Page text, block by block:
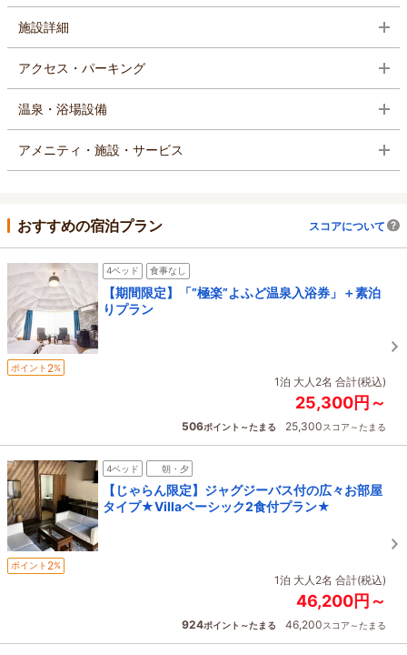
施設詳細
アクセス・パーキング
温泉・浴場設備
アメニティ・施設・サービス
おすすめの宿泊プラン スコアについて
4ベッド 食事なし
【期間限定】「”極楽”よふど温泉入浴券」＋素泊
りプラン
ポイント 2%
1泊 大人2名 合計(税込)
25,300円～
506ポイント～たまる 25,300スコア～たまる
4ベッド 朝・夕
【じゃらん限定】ジャグジーバス付の広々お部屋
タイプ★Villaベーシック2食付プラン★
ポイント 2%
1泊 大人2名 合計(税込)
46,200円～
924ポイント～たまる 46,200スコア～たまる